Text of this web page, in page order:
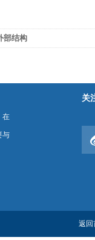
部结构
在
与
关
返回